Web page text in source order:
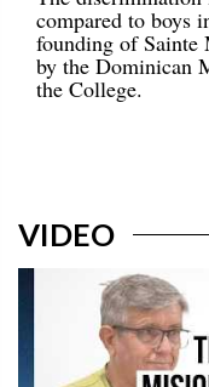
compared to boys
founding of Sainte
by the Dominican
the College.
VIDEO